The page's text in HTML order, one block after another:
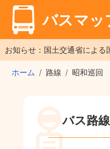
バスマッ
お知らせ：国土交通省による
ホーム 路線 昭和巡回
バス路